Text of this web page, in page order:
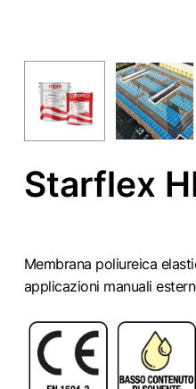
Starflex
Membrana poliureica
applicazioni manuali